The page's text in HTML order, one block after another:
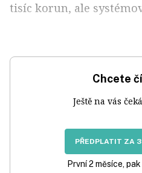
tisíc korun, ale
Chcete
Ještě na vás
PŘEDPLATIT ZA
První 2 měsíce,